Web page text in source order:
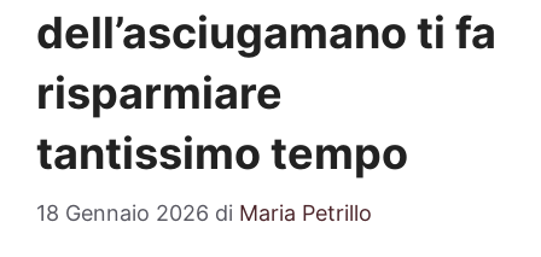
dell’asciugamano ti fa
risparmiare
tantissimo tempo
18 Gennaio 2026 di Maria Petrillo